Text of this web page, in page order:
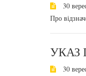
30
Про
УКАЗ
30